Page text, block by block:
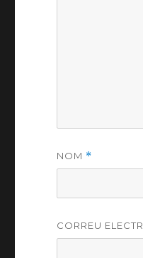
NOM *
CORREU